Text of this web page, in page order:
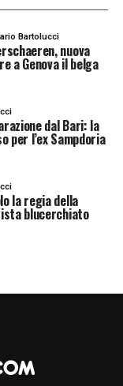
Bartolucci
nuova
a Genova il belga
dal Bari: la
per l’ex Sampdoria
la regia della
blucerchiato